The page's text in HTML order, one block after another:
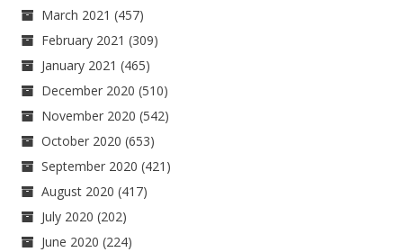
March 2021 (457)
February 2021 (309)
January 2021 (465)
December 2020 (510)
November 2020 (542)
October 2020 (653)
September 2020 (421)
August 2020 (417)
July 2020 (202)
June 2020 (224)